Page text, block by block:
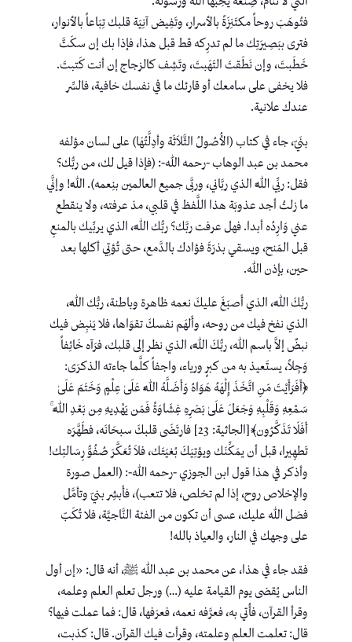
فتُوهَبَ روحاً مكتَنِزَةً بالأسرار، وتَفِيض آنِيَة قلبك تِبَاعاً بالأنوار،
فترى ببَصِيرَتِك ما لم تدرِكه قط قبل هذا، فإذا بك إن سكَتَّ
خَطَبتَ، وإن نَطَقتَ التَهَبتَ، وتَشِف كالزجاج إن أنت كَتبتَ.
فلا يخفى على سامعك أو قارئك ما في نفسك خافية، فالسِّر
عندك علانية.
بنَيّ، جاء في كتاب (الأُصُولُ الثَّلاَثَة وأدِلَّتُهَا) على لسان مؤلفه
محمد بن عبد الوهاب -رحمه الله-: (فإذا قيل لك، من ربُّك؟
فقل: ربِّي اللَّه الذي ربَّاني، وربَّى جميع العالمين بنِعمه). اللَّه! وإنَّي
ما زلتُ أجد عذوبَة هذا اللَّفظ في قلبي، مذ عرفته، ولا ينقطع
عني وَارِدُه أبدا. فهل عرفت ربَّك؟ ربُّك اللَّه، الذي يربِّيك بالمنعِ
قبل المَنح، ويسقي بذرَةَ فؤادك بالدَّمع، حتى تُؤتِي أكلها بعد
حين، بإذن الله.
ربُّكَ اللَّه، الذي أَصبَغَ عليكَ نعمه ظاهرة وباطنة، ربُّك اللَّه،
الذي نفخ فيك من روحه، وأَلهَم نفسكَ تقوَاها، فلا يَنبِض فيك
نبضٌ إلاَّ باسم الله، ربُّكَ اللَّه، الذي نظر إلى قلبك، فرَآه خَائِفاً
وَجِلاً، يستَعيذ به من كبرٍ ورياء، واجفاً كلَّما جاءته الذكرَى:
﴿أَفَرَأَيْتَ مَنِ اتَّخَذَ إِلَٰهَهُ هَوَاهُ وَأَضَلَّهُ اللَّهُ عَلَىٰ عِلْمٍ وَخَتَمَ عَلَىٰ
سَمْعِهِ وَقَلْبِهِ وَجَعَلَ عَلَىٰ بَصَرِهِ غِشَاوَةً فَمَن يَهْدِيهِ مِن بَعْدِ اللَّهِ ۚ
أَفَلَا تَذَكَّرُون﴾[الجاثية: 23] فارتَضَى قلبكَ سبحَانَه، فطَهَّرَه
تَطهِيرا، قبل أن يمَكِّنَك ويؤتِيَكَ بُغيَتَك، فلاَ تُعَكَّرَ صُفُوُّ رِسَالتِك!
وأذكر في هذا قول ابن الجوزي -رحمه الله-: (العمل صورة
والإخلاص روح، إذا لم تخلص، فلا تتعب)، فأَبشِر بنيّ وتأمَّل
فضل الله عليك، عسى أن تكون من الفئة النَّاجيَّة، فلا تُكَبّ
على وجهك في النار، والعياذ بالله!
فقد جاء في هذا، عن محمد بن عبد الله ﷺ، أنه قال: «إن أول
الناس يُقضى يوم القيامة عليه (…) ورجل تعلم العلم وعلمه،
وقرأ القرآن، فأُتي به، فعرَّفه نعمه، فعرَفها، قال: فما عملت فيها؟
قال: تعلمت العلم وعلمته، وقرأت فيك القرآن. قال: كذبت،